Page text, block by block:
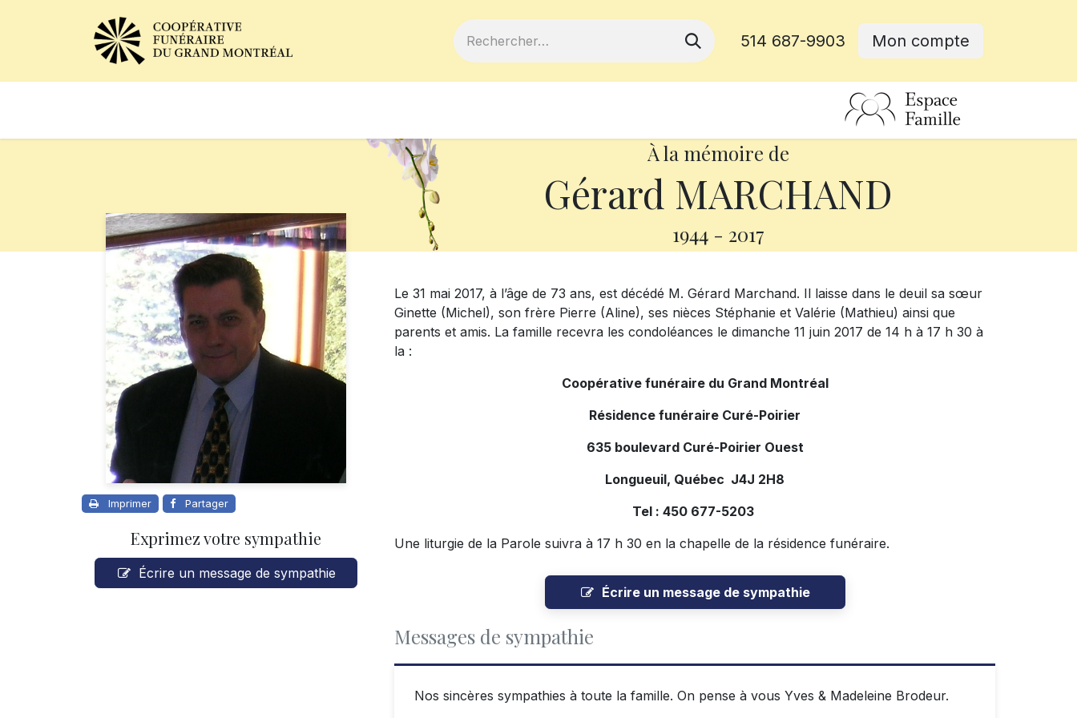
514 687-9903 Mon compte
À la mémoire de
Gérard MARCHAND
1944 - 2017
Imprimer Partager
Exprimez votre sympathie
Écrire un message de sympathie
Le 31 mai 2017, à l’âge de 73 ans, est décédé M. Gérard Marchand. Il laisse dans le deuil sa sœur
Ginette (Michel), son frère Pierre (Aline), ses nièces Stéphanie et Valérie (Mathieu) ainsi que
parents et amis. La famille recevra les condoléances le dimanche 11 juin 2017 de 14 h à 17 h 30 à
la :
Coopérative funéraire du Grand Montréal
Résidence funéraire Curé-Poirier
635 boulevard Curé-Poirier Ouest
Longueuil, Québec J4J 2H8
Tel : 450 677-5203
Une liturgie de la Parole suivra à 17 h 30 en la chapelle de la résidence funéraire.
Écrire un message de sympathie
Messages de sympathie
Nos sincères sympathies à toute la famille. On pense à vous Yves & Madeleine Brodeur.